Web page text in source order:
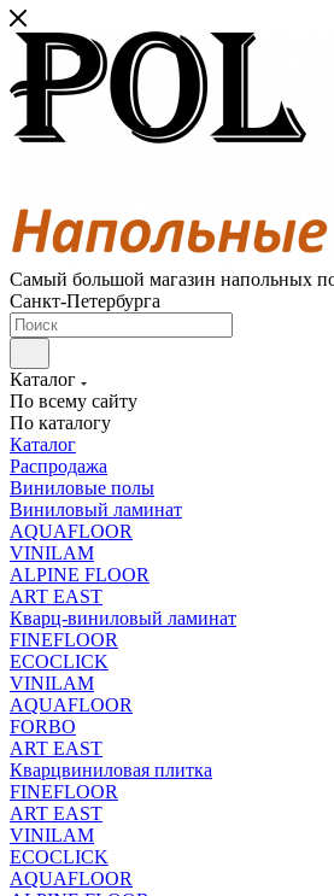
Самый большой магазин напольных
Санкт-Петербурга
Каталог
По всему сайту
По каталогу
Каталог
Распродажа
Виниловые полы
Виниловый ламинат
AQUAFLOOR
VINILAM
ALPINE FLOOR
ART EAST
Кварц-виниловый ламинат
FINEFLOOR
ECOCLICK
VINILAM
AQUAFLOOR
FORBO
ART EAST
Кварцвиниловая плитка
FINEFLOOR
ART EAST
VINILAM
ECOCLICK
AQUAFLOOR